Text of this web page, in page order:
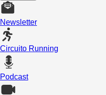
Newsletter
Circuito Running
Podcast